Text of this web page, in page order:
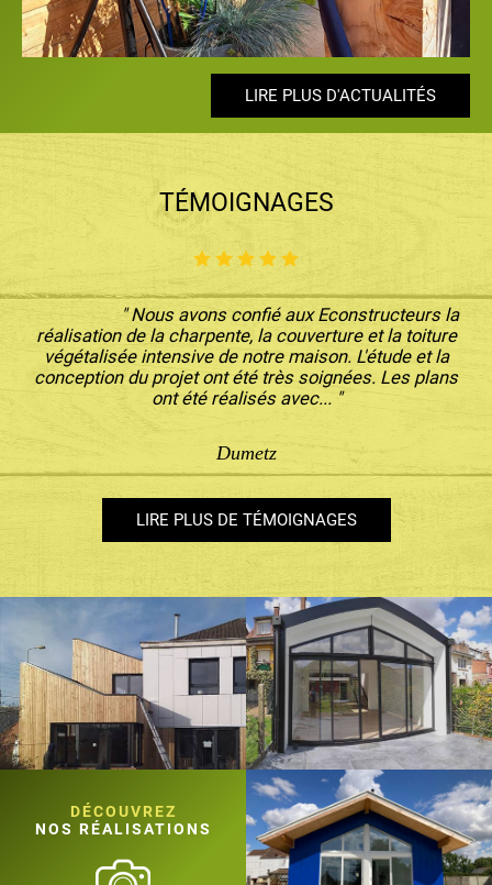
LIRE PLUS D'ACTUALITÉS
LIRE PLUS D'ACTUALITÉS
LIRE PLUS D'ACTUALITÉS
LIRE PLUS D'ACTUALITÉS
LIRE PLUS D'ACTUALITÉS
TÉMOIGNAGES
" Nous avons confié aux Econstructeurs la
réalisation de la charpente, la couverture et la toiture
végétalisée intensive de notre maison. L'étude et la
conception du projet ont été très soignées. Les plans
ont été réalisés avec... "
Dumetz
LIRE PLUS DE TÉMOIGNAGES
DÉCOUVREZ
NOS RÉALISATIONS